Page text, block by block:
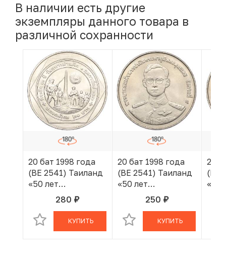
В наличии есть другие
экземпляры данного товара в
различной сохранности
20 бат 1998 года
(BE 2541) Таиланд
«50 лет
организации
280 руб.
В КОРЗИНЕ
КУПИТЬ
20 бат 1998 года
(BE 2541) Таиланд
«50 лет
организации
250 руб.
В КОРЗИНЕ
КУПИТЬ
20
(BE
«50